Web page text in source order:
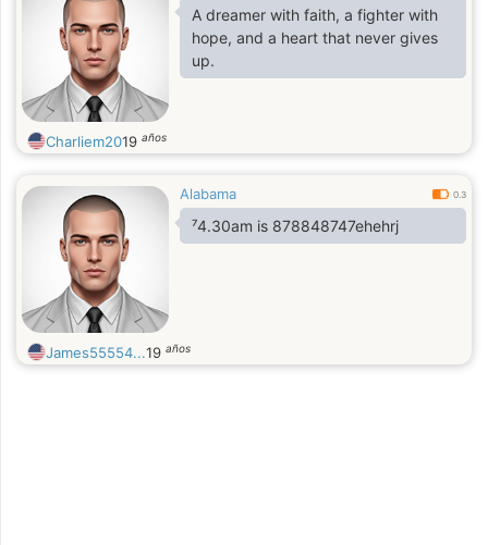
A dreamer with faith, a fighter with
hope, and a heart that never gives
up.
Charliem2019 años
Alabama 0.3
⁷4.30am is 878848747ehehrj
James55554...19 años